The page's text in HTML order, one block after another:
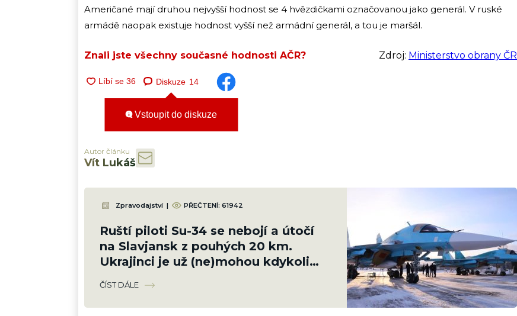
Američané mají druhou nejvyšší hodnost se 4 hvězdičkami označovanou jako generál. V ruské
armádě naopak existuje hodnost vyšší než armádní generál, a tou je maršál.
Znali jste všechny současné hodnosti AČR? Zdroj: Ministerstvo obrany ČR
Diskuze 14
Vstoupit do diskuze
Autor článku
Vít Lukáš
Zpravodajství | PŘEČTENÍ: 61942
Ruští piloti Su-34 se nebojí a útočí
na Slavjansk z pouhých 20 km.
Ukrajinci je už (ne)mohou kdykoli
sestřelit
ČÍST DÁLE